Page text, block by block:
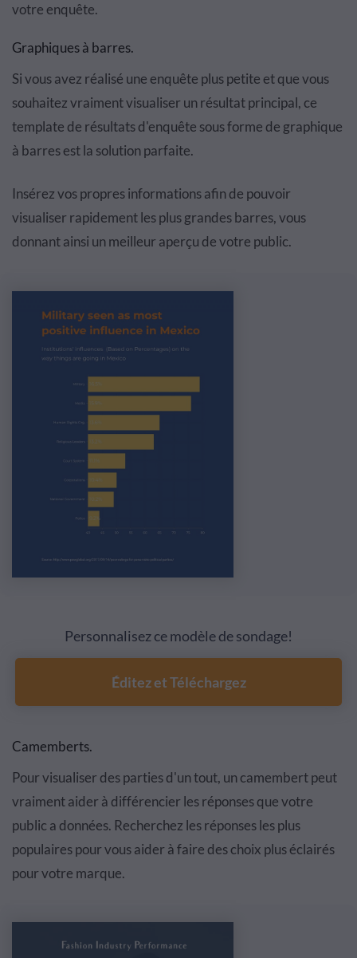
votre enquête.
Graphiquesà barres.
Si vous avez réalisé une enquête plus petite et que vous
souhaitez vraiment visualiser un résultat principal, ce
template de résultats d'enquête sousforme de graphique
à barres est la solution parfaite.
Insérez vos propres informations afin de pouvoir
visualiser rapidement les plus grandes barres, vous
donnant ainsi un meilleur aperçu de votre public.
Personnalisez ce modèle de sondage!
Éditez et Téléchargez
Camemberts.
Pour visualiser des parties d'un tout, un camembert peut
vraiment aider à différencier les réponses que votre
public a données. Recherchez les réponses les plus
populaires pour vous aider àfaire des choix pluséclairés
pour votre marque.